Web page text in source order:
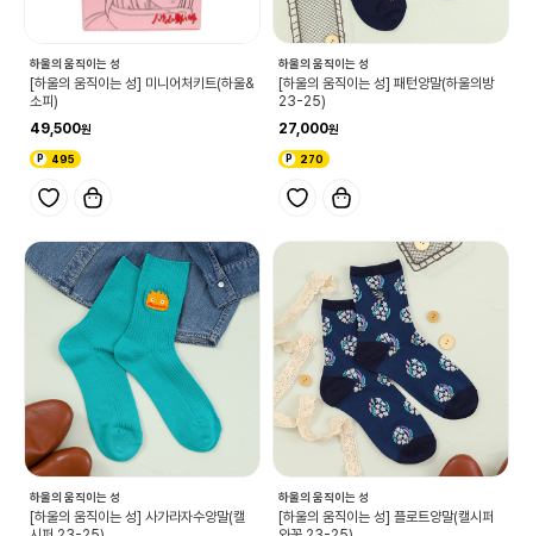
하울의 움직이는 성
[하울의 움직이는 성] 미니어처키트(하울&
소피)
49,500
495
하울의 움직이는 성
[하울의 움직이는 성] 패턴양말(하울의방
23-25)
27,000
270
하울의 움직이는 성
[하울의 움직이는 성] 사가라자수양말(캘
하울의 움직이는 성
[하울의 움직이는 성] 플로트양말(캘시퍼